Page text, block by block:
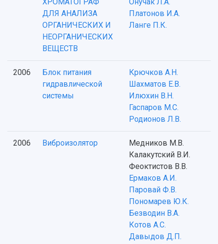
ДЛЯ АНАЛИЗА
ОРГАНИЧЕСКИХ И
НЕОРГАНИЧЕСКИХ
ВЕЩЕСТВ
Платонов И.А.
Ланге П.К.
2006
Блок питания
гидравлической
системы
Крючков А.Н.
Шахматов Е.В.
Илюхин В.Н.
Гаспаров М.С.
Родионов Л.В.
2006 Виброизолятор
Медников М.В.
Калакутский В.И.
Феоктистов В.В.
Ермаков А.И.
Паровай Ф.В.
Пономарев Ю.К.
Безводин В.А.
Котов А.С.
Давыдов Д.П.